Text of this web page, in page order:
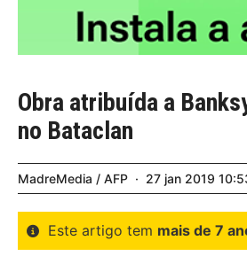
Obra atribuída a
no Bataclan
MadreMedia / AFP 27 jan 2019
Este artigo tem mais de 7